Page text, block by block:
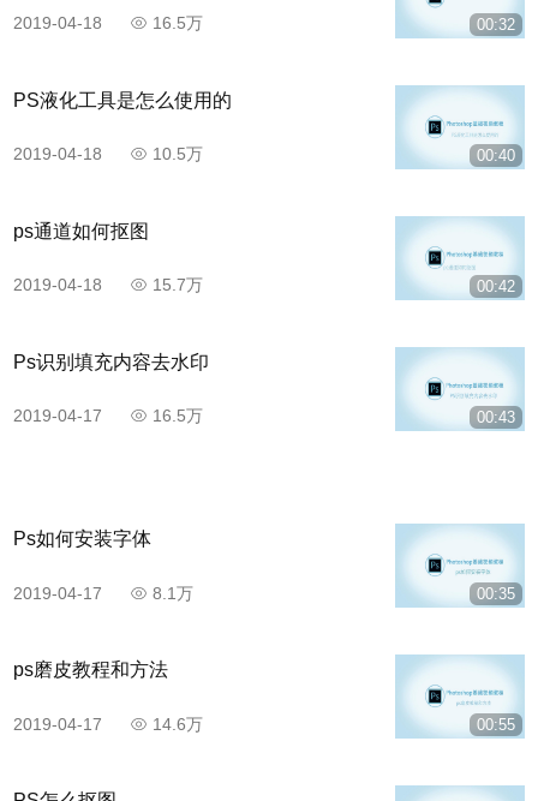
00:32
2019-04-18 16.5万
00:40
PS液化工具是怎么使用的
2019-04-18 10.5万
00:42
ps通道如何抠图
2019-04-18 15.7万
00:43
Ps识别填充内容去水印
2019-04-17 16.5万
00:35
Ps如何安装字体
2019-04-17 8.1万
00:55
ps磨皮教程和方法
2019-04-17 14.6万